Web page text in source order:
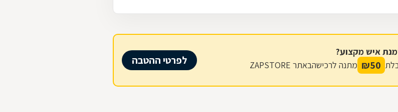
איש מקצוע?
50
₪ מתנה לרכישהבאתר ZAPSTORE לפרטי ההטבה